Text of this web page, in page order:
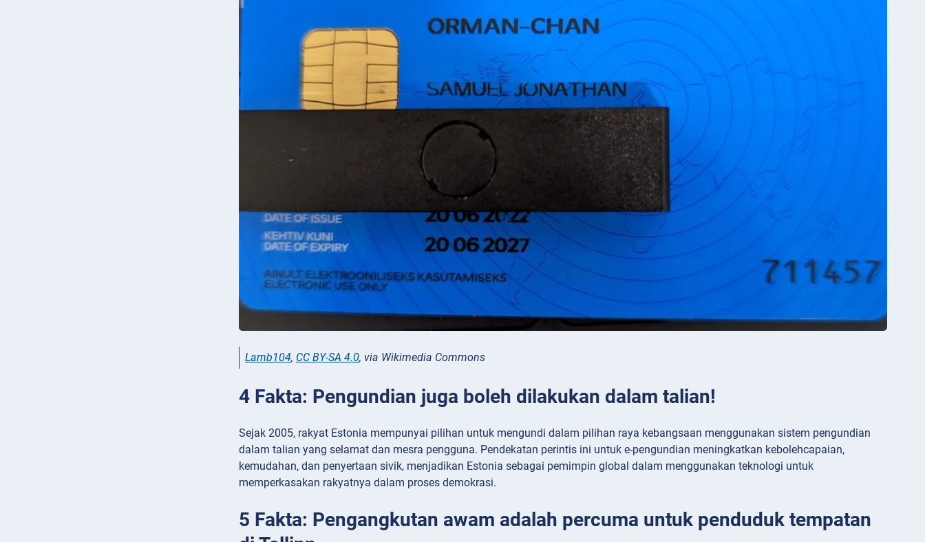
Lamb104, CC BY-SA 4.0, via Wikimedia Commons
4 Fakta: Pengundian juga boleh dilakukan dalam talian!
Sejak 2005, rakyat Estonia mempunyai pilihan untuk mengundi dalam pilihan raya kebangsaan menggunakan sistem pengundian
dalam talian yang selamat dan mesra pengguna. Pendekatan perintis ini untuk e-pengundian meningkatkan kebolehcapaian,
kemudahan, dan penyertaan sivik, menjadikan Estonia sebagai pemimpin global dalam menggunakan teknologi untuk
memperkasakan rakyatnya dalam proses demokrasi.
5 Fakta: Pengangkutan awam adalah percuma untuk penduduk tempatan